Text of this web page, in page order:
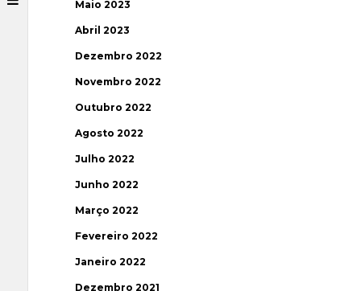
Maio 2023
Abril 2023
Dezembro 2022
Novembro 2022
Outubro 2022
Agosto 2022
Julho 2022
Junho 2022
Março 2022
Fevereiro 2022
Janeiro 2022
Dezembro 2021